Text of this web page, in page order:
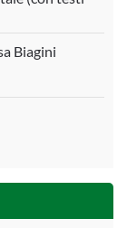
Biagini